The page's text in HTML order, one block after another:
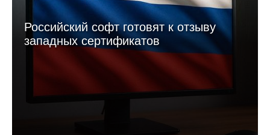
Российский софт готовят к отзыву
западных сертификатов